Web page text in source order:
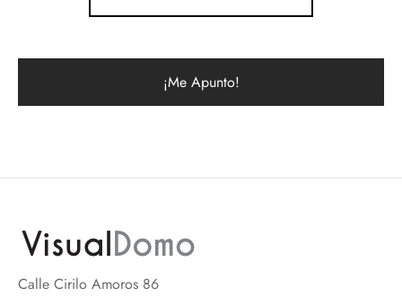
Calle Cirilo Amoros 86